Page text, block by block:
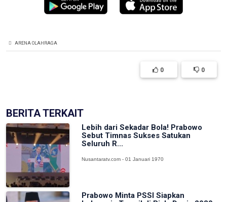
ARENA OLAHRAGA
0 0
BERITA TERKAIT
Lebih dari Sekadar Bola! Prabowo
Sebut Timnas Sukses Satukan
Seluruh R...
Nusantaratv.com - 01 Januari 1970
Prabowo Minta PSSI Siapkan